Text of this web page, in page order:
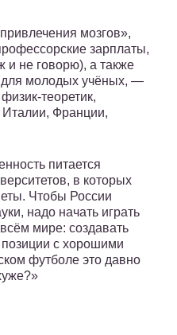
мозгов»,
зарплаты,
и не говорю), а также
для молодых учёных, —
теоретик,
Франции,
питается
в которых
Чтобы России
надо начать играть
мире: создавать
с хорошими
футболе это давно